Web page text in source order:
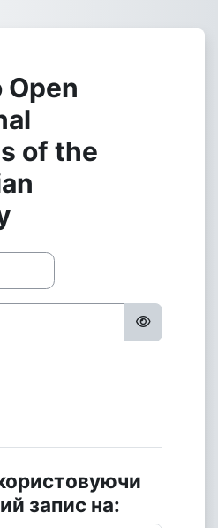
Open
of the
запис на: